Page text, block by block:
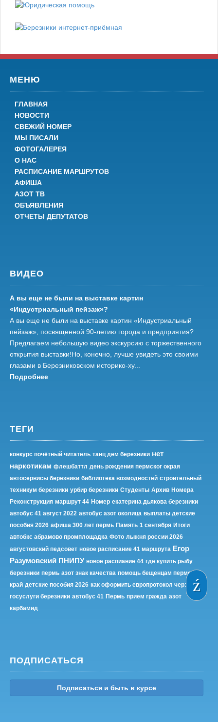
МЕНЮ
ГЛАВНАЯ
НОВОСТИ
СВЕЖИЙ НОМЕР
МЫ ПИСАЛИ
ФОТОГАЛЕРЕЯ
О НАС
РАСПИСАНИЕ МАРШРУТОВ
АФИША
АЗОТ ТВ
ОБЪЯВЛЕНИЯ
ОТЧЕТЫ ДЕПУТАТОВ
ВИДЕО
А вы еще не были на выставке картин
«Индустриальный пейзаж»?
А вы еще не были на выставке картин «Индустриальный
пейзаж», посвященной 90-летию города и предприятия?
Предлагаем небольшую видео экскурсию с торжественного
открытия выставки!Но, конечно, лучше увидеть это своими
глазами в Березниковском историко-ху...
Подробнее
ТЕГИ
конкурс почётный читатель танц дем березники нет
наркотикам флешбаттл день рождения пермског окрая
автосервисы березники библиотека возмодностей строительный
техникум березники урбир березники Студенты Архив Номера
Реконструкция маршрут 44 Номер екатерина дьякова березники
автобус 41 август 2022 автобус азот околица выплаты детские
пособия 2026 афиша 300 лет пермь Память 1 сентября Итоги
автобкс абрамово промплощадка Фото лыжня россии 2026
августовский педсовет новое расписание 41 маршрута Егор
Разумовский ПНИПУ новое распиание 44 где купить рыбу
березники пермь азот знак качества помощь бещенцам пермский
край детские пособия 2026 как оформить европротокол черзе
госуслуги березники автобус 41 Пермь прием гражда азот
карбамид
ПОДПИСАТЬСЯ
Подписаться и быть в курсе